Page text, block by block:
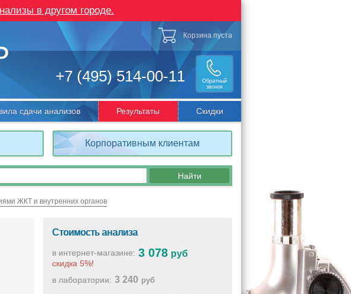
в другом городе.
+7 (495) 514-00-11
Обратный
звонок
Корзина пуста
сдачи анализов Результаты Скидки
Корпоративным клиентам
ЖКТ и внутренних органов
Стоимость анализа
в интернет-магазине:
скидка 5%!
3 078 руб
в лаборатории: 3 240 руб